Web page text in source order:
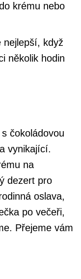
krému nebo
nejlepší, když
několik hodin
čokoládovou
vynikající.
na
dezert pro
oslava,
po večeři,
Přejeme vám